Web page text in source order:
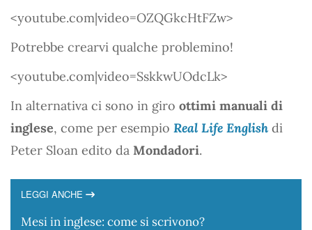
<youtube.com|video=OZQGkcHtFZw>
Potrebbe crearvi qualche problemino!
<youtube.com|video=SskkwUOdcLk>
In alternativa ci sono in giro ottimi manuali di
inglese, come per esempio Real Life English di
Peter Sloan edito da Mondadori.
LEGGI ANCHE
Mesi in inglese: come si scrivono?